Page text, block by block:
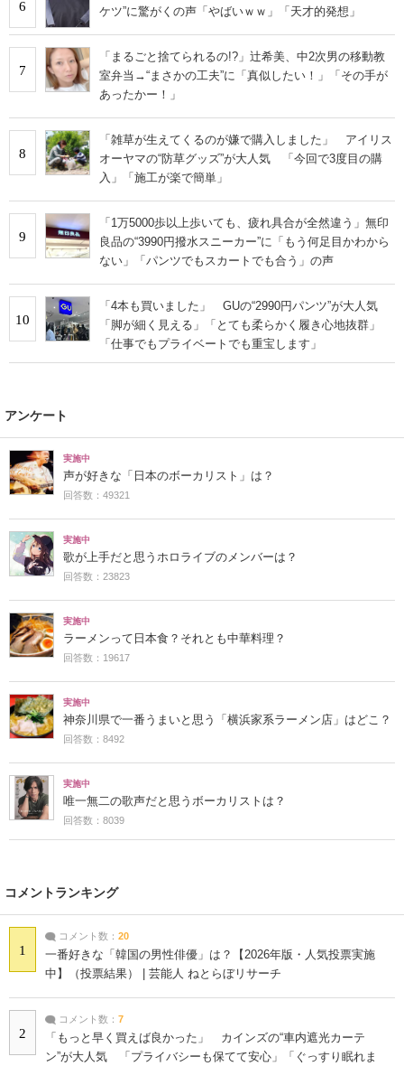
6 ケツ”に驚がくの声「やばいｗｗ」「天才的発想」
7
「まるごと捨てられるの!?」辻希美、中2次男の移動教
室弁当→“まさかの工夫”に「真似したい！」「その手が
あったかー！」
8
「雑草が生えてくるのが嫌で購入しました」 アイリス
オーヤマの“防草グッズ”が大人気 「今回で3度目の購
入」「施工が楽で簡単」
9
「1万5000歩以上歩いても、疲れ具合が全然違う」無印
良品の“3990円撥水スニーカー”に「もう何足目かわから
ない」「パンツでもスカートでも合う」の声
10
「4本も買いました」 GUの“2990円パンツ”が大人気
「脚が細く見える」「とても柔らかく履き心地抜群」
「仕事でもプライベートでも重宝します」
アンケート
実施中
声が好きな「日本のボーカリスト」は？
回答数：49321
実施中
歌が上手だと思うホロライブのメンバーは？
回答数：23823
実施中
ラーメンって日本食？それとも中華料理？
回答数：19617
実施中
神奈川県で一番うまいと思う「横浜家系ラーメン店」はどこ？
回答数：8492
実施中
唯一無二の歌声だと思うボーカリストは？
回答数：8039
コメントランキング
1
コメント数： 20
一番好きな「韓国の男性俳優」は？【2026年版・人気投票実施
中】（投票結果） | 芸能人 ねとらぼリサーチ
2
コメント数： 7
「もっと早く買えば良かった」 カインズの“車内遮光カーテ
ン”が大人気 「プライバシーも保てて安心」「ぐっすり眠れま